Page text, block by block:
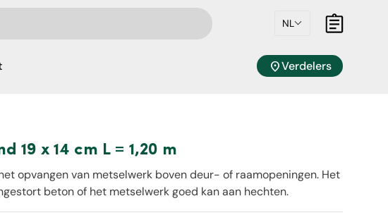
NL Mandje
location_onVerdelers
19 x 14 cm L = 1,20 m
opvangen van metselwerk boven deur- of raamopeningen. Het
beton of het metselwerk goed kan aan hechten.